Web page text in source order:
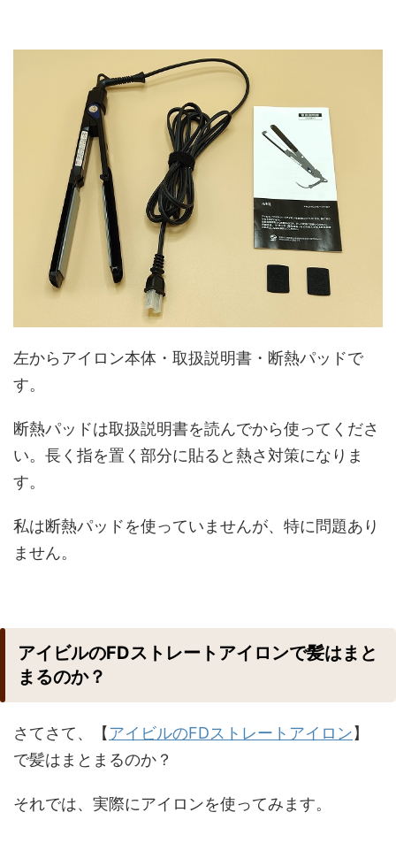
左からアイロン本体・取扱説明書・断熱パッドで
す。
断熱パッドは取扱説明書を読んでから使ってくださ
い。長く指を置く部分に貼ると熱さ対策になりま
す。
私は断熱パッドを使っていませんが、特に問題あり
ません。
アイビルのFDストレートアイロンで髪はまと
まるのか？
さてさて、【アイビルのFDストレートアイロン】
で髪はまとまるのか？
それでは、実際にアイロンを使ってみます。